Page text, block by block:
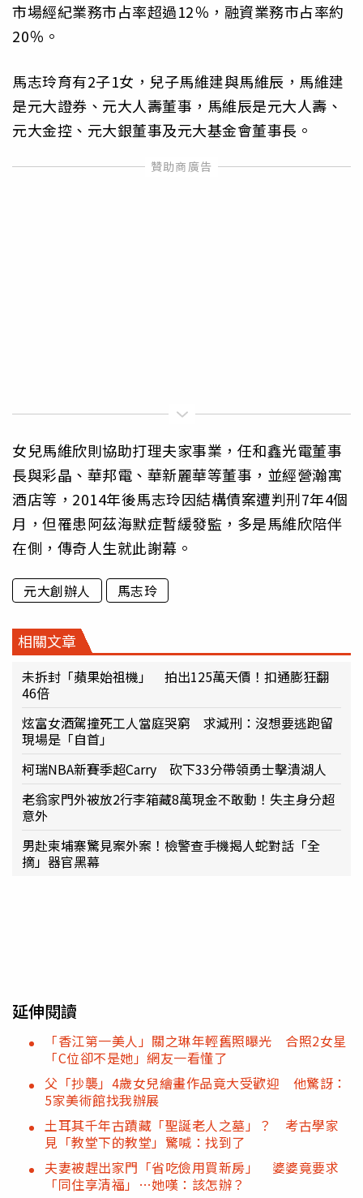
市場經紀業務市占率超過12％，融資業務市占率約
20％。
馬志玲育有2子1女，兒子馬維建與馬維辰，馬維建
是元大證券、元大人壽董事，馬維辰是元大人壽、
元大金控、元大銀董事及元大基金會董事長。
女兒馬維欣則協助打理夫家事業，任和鑫光電董事
長與彩晶、華邦電、華新麗華等董事，並經營瀚寓
酒店等，2014年後馬志玲因結構債案遭判刑7年4個
月，但罹患阿茲海默症暫緩發監，多是馬維欣陪伴
在側，傳奇人生就此謝幕。
元大創辦人 馬志玲
相關文章
未拆封「蘋果始祖機」 拍出125萬天價！扣通膨狂翻
46倍
炫富女酒駕撞死工人當庭哭窮 求減刑：沒想要逃跑留
現場是「自首」
柯瑞NBA新賽季超Carry 砍下33分帶領勇士擊潰湖人
老翁家門外被放2行李箱藏8萬現金不敢動！失主身分超
意外
男赴柬埔寨驚見案外案！檢警查手機揭人蛇對話「全
摘」器官黑幕
延伸閱讀
「香江第一美人」關之琳年輕舊照曝光 合照2女星
「C位卻不是她」網友一看懂了
父「抄襲」4歲女兒繪畫作品竟大受歡迎 他驚訝：
5家美術館找我辦展
土耳其千年古蹟藏「聖誕老人之墓」？ 考古學家
見「教堂下的教堂」驚喊：找到了
夫妻被趕出家門「省吃儉用買新房」 婆婆竟要求
「同住享清福」…她嘆：該怎辦？